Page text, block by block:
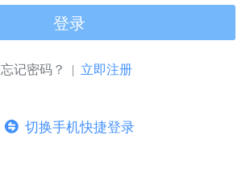
登录
忘记密码？ | 立即注册
切换手机快捷登录